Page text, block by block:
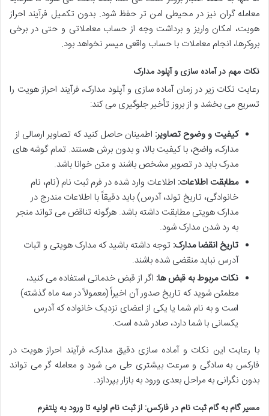
معامله گران نیز در محیطی امن تر حفظ شود. بدون تکمیل فرآیند احراز
هویت، امکان واریز و برداشت وجه از حساب معاملاتی و حتی در برخی
بروکرها، انجام معاملات با حساب واقعی میسر نخواهد بود.
نکات مهم در آماده سازی و آپلود مدارک
رعایت نکات زیر در زمان آماده سازی و آپلود مدارک، فرآیند احراز هویت را
تسریع می بخشد و از بروز تأخیر جلوگیری می کند:
کیفیت و وضوح تصاویر: اطمینان حاصل کنید که تصاویر ارسالی از
مدارک، واضح، با کیفیت بالا، و بدون برش هستند. تمام گوشه های
مدرک باید در تصویر مشخص باشند و متن خوانا باشد.
مطابقت اطلاعات: اطلاعات وارد شده در فرم ثبت نام (نام، نام
خانوادگی، تاریخ تولد، آدرس) باید دقیقاً با اطلاعات مندرج در
مدارک هویتی مطابقت داشته باشد. هرگونه تناقض می تواند منجر
به رد شدن مدارک شود.
تاریخ انقضا مدارک: توجه داشته باشید که مدارک هویتی و اثبات
آدرس نباید منقضی شده باشند.
نکات مربوط به قبض ها: اگر از قبض خدماتی استفاده می کنید،
مطمئن شوید که تاریخ صدور آن اخیراً (معمولاً در سه ماه گذشته)
است و به نام شما یا یکی از اعضای نزدیک خانواده که آدرس
یکسانی با شما دارد، صادر شده است.
با رعایت این نکات و آماده سازی دقیق مدارک، فرآیند احراز هویت در
فارکس به سادگی و سرعت بیشتری طی می شود و معامله گر می تواند
بدون نگرانی به مراحل بعدی ورود به بازار بپردازد.
مسیر گام به گام ثبت نام در فارکس: از ثبت نام اولیه تا ورود به پلتفرم